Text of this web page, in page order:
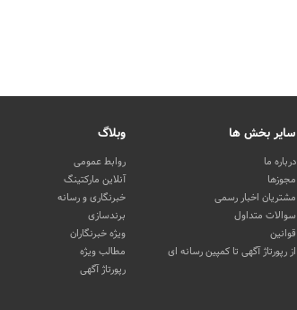
سایر بخش ها
درباره ما
مجوزها
مشتریان اخبار رسمی
سوالات متداول
قوانین
از رپورتاژ آگهی تا کمپین رسانه ای
وبلاگ
روابط عمومی
آنلاین مارکتینگ
خبرنگاری و رسانه
برندسازی
ویژه خبرنگاران
مطالب ویژه
رپورتاژ آگهی